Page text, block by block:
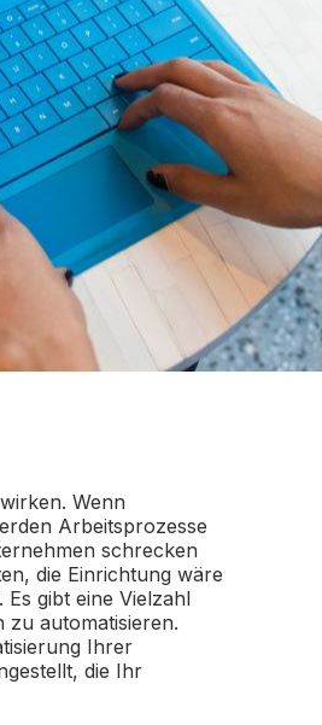
Wenn
Arbeitsprozesse
schrecken
die Einrichtung wäre
gibt eine Vielzahl
automatisieren.
Ihrer
die Ihr